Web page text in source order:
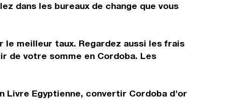
dans les bureaux de change que vous
le meilleur taux. Regardez aussi les frais
de votre somme en Cordoba. Les
Livre Egyptienne, convertir Cordoba d'or